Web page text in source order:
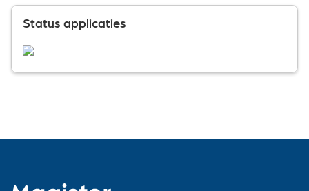
Status applicaties